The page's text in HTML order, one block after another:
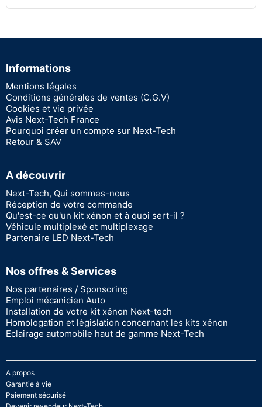
Informations
Mentions légales
Conditions générales de ventes (C.G.V)
Cookies et vie privée
Avis Next-Tech France
Pourquoi créer un compte sur Next-Tech
Retour & SAV
A découvrir
Next-Tech, Qui sommes-nous
Réception de votre commande
Qu'est-ce qu'un kit xénon et à quoi sert-il ?
Véhicule multiplexé et multiplexage
Partenaire LED Next-Tech
Nos offres & Services
Nos partenaires / Sponsoring
Emploi mécanicien Auto
Installation de votre kit xénon Next-tech
Homologation et législation concernant les kits xénon
Eclairage automobile haut de gamme Next-Tech
A propos
Garantie à vie
Paiement sécurisé